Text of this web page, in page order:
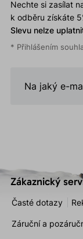
Nechte si zasílat
k odběru získáte
Slevu nelze
* Přihlášením
Zákaznický
Časté dotazy
Záruční a